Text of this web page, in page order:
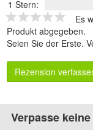
1 Stern:
Es
Produkt abgegeben.
Seien Sie der Erste.
Rezension
Verpasse